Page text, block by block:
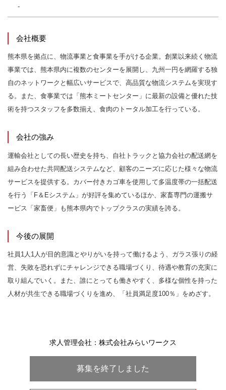
-
会社概要
熊本県を拠点に、物流事業と食事業を手がける企業。創業以来続く物流
事業では、熊本県内に複数のセンターを展開し、九州一円を網羅する独
自のネットワークと幅広いサービスで、高品質な物流システムを実現す
る。また、食事業では「熊本ミートセンター」に最新の設備と優れた技
術を持つスタッフを多数揃え、食肉のトータル加工を行っている。
会社の強み
運輸会社としての⻑い歴史を持ち、⾃社トラックと協⼒会社の配送網を
組み合わせた共同配送システムなど、顧客のニーズに応じた様々な物流
サービスを提供する。カバー付きカゴ⾞を使用して多温度帯の⼀括配送
を行う「F＆Eシステム」が好評を集めているほか、家畜専⾨の運搬サ
ービス「家畜便」も熊本県内でトップクラスの実績を誇る。
今後の展開
社員1⼈1⼈が⽬的意識とやりがいを持って働けるよう、ガラス張りの経
営、失敗を恐れずにチャレンジできる職場づくり、待遇や教育の充実に
取り組んでいく。また、誰にとっても働きやすく、多様な個性を持った
人材が共生できる職場づくりを進め、「社員満足度100％」をめざす。
募集を終了しました
求人管理会社：株式会社みらいワークス